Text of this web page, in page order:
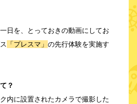
日を、とっておきの動画にしてお
「プレスマ」 の先行体験を実施す
？
内に設置されたカメラで撮影した